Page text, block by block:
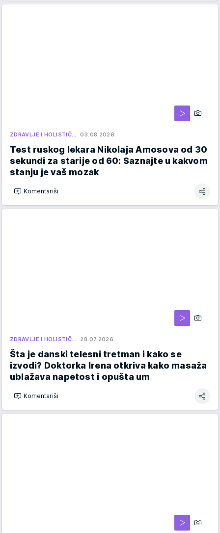
ZDRAVLJE I HOLISTIČ… 03.08.2026.
Test ruskog lekara Nikolaja Amosova od 30
sekundi za starije od 60: Saznajte u kakvom
stanju je vaš mozak
Komentariši
ZDRAVLJE I HOLISTIČ… 28.07.2026.
Šta je danski telesni tretman i kako se
izvodi? Doktorka Irena otkriva kako masaža
ublažava napetost i opušta um
Komentariši